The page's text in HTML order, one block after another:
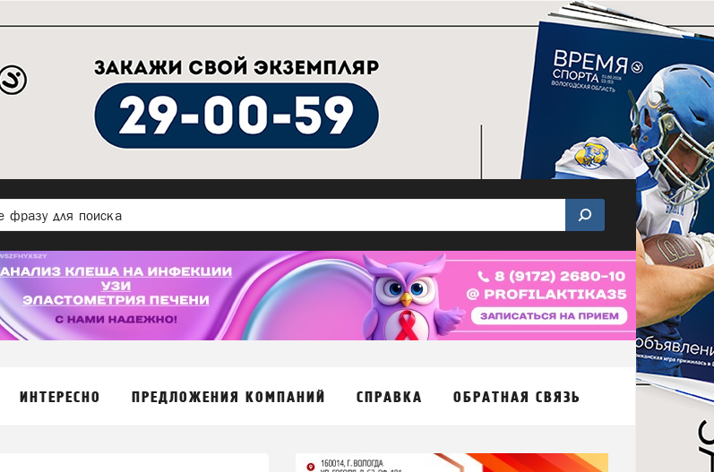
ИНТЕРЕСНО ПРЕДЛОЖЕНИЯ КОМПАНИЙ СПРАВКА ОБРАТНАЯ СВЯЗЬ